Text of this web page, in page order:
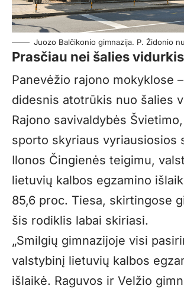
Juozo Balčikonio gimnazija. P. Židonio
Prasčiau nei šalies vidurkis
Panevėžio rajono mokyklose
didesnis atotrūkis nuo šalies
Rajono savivaldybės
sporto skyriaus vyriausiosios
Ilonos Čingienės teigimu,
lietuvių kalbos egzamino
85,6 proc. Tiesa, skirtingose
šis rodiklis labai skiriasi.
„Smilgių gimnazijoje visi
valstybinį lietuvių kalbos
išlaikė. Raguvos ir Velžio